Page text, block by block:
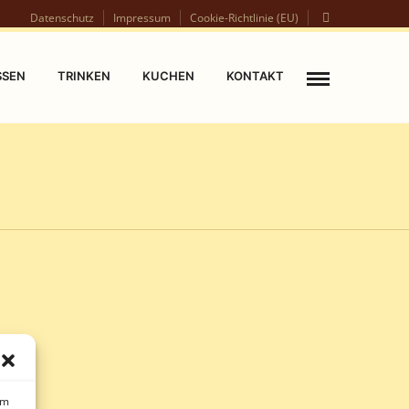
Datenschutz Impressum Cookie-Richtlinie (EU)
TRINKEN KUCHEN KONTAKT